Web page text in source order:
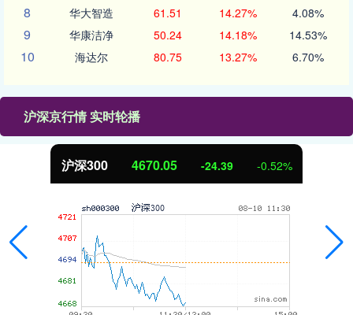
8 华大智造 61.51 14.27% 4.08%
9 华康洁净 50.24 14.18% 14.53%
10 海达尔 80.75 13.27% 6.70%
沪深京行情 实时轮播
沪深300 4670.05 -24.39 -0.52%